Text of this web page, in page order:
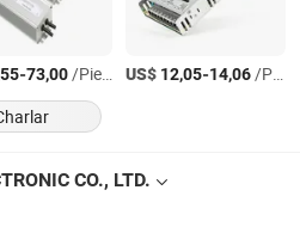
-73,00/Pieza US$ 12,05-14,06/Pieza
CO., LTD.